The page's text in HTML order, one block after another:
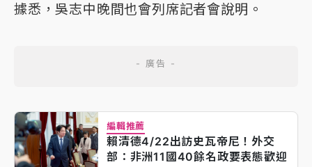
據悉，吳志中晚間也會列席記者會說明。
編輯推薦
賴清德4/22出訪史瓦帝尼！外交
部：非洲11國40餘名政要表態歡迎